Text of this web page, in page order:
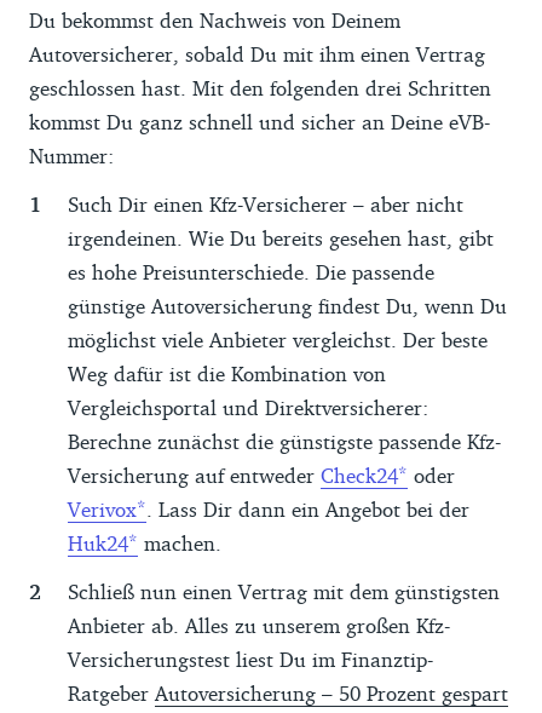
Du bekommst den Nachweis von Deinem
Autoversicherer, sobald Du mit ihm einen Vertrag
geschlossen hast. Mit den folgenden drei Schritten
kommst Du ganz schnell und sicher an Deine eVB-
Nummer:
Such Dir einen Kfz-Versicherer – aber nicht
irgendeinen. Wie Du bereits gesehen hast, gibt
es hohe Preisunterschiede. Die passende
günstige Autoversicherung findest Du, wenn Du
möglichst viele Anbieter vergleichst. Der beste
Weg dafür ist die Kombination von
Vergleichsportal und Direktversicherer:
Berechne zunächst die günstigste passende Kfz-
Versicherung auf entweder Check24
oder
Verivox
. Lass Dir dann ein Angebot bei der
Huk24
machen.
Schließ nun einen Vertrag mit dem günstigsten
Anbieter ab. Alles zu unserem großen Kfz-
Versicherungstest liest Du im Finanztip-
Ratgeber Autoversicherung – 50 Prozent gespart